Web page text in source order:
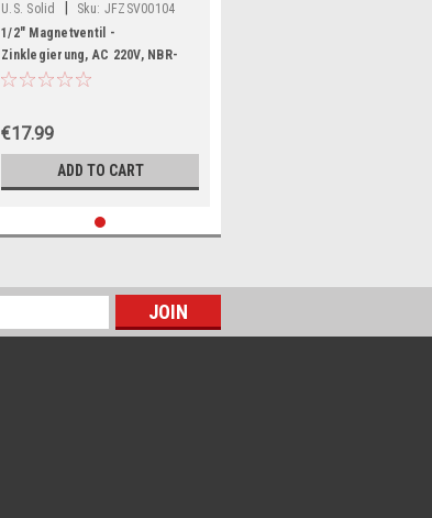
U.S. Solid Sku: JFZSV00104
1/2" Magnetventil -
Zinklegierung, AC 220V, NBR-
Dichtung, Stromlos geschlossen
€17.99
ADD TO CART